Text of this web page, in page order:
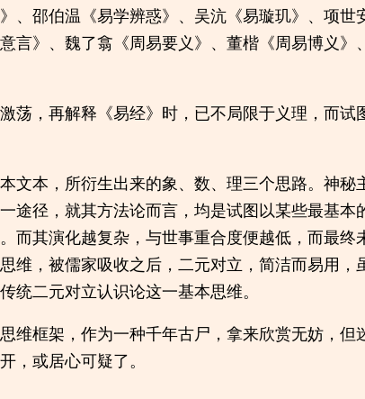
、邵伯温《易学辨惑》、吴沆《易璇玑》、项世
言》、魏了翕《周易要义》、董楷《周易博义》
荡，再解释《易经》时，已不局限于义理，而试
文本，所衍生出来的象、数、理三个思路。神秘
途径，就其方法论而言，均是试图以某些最基本
而其演化越复杂，与世事重合度便越低，而最终
维，被儒家吸收之后，二元对立，简洁而易用，
统二元对立认识论这一基本思维。
维框架，作为一种千年古尸，拿来欣赏无妨，但
，或居心可疑了。